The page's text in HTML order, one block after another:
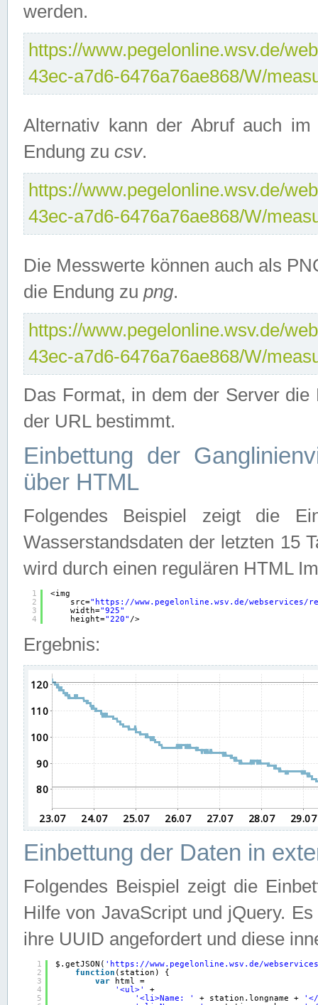
werden.
https://www.pegelonline.wsv.de/
43ec-a7d6-6476a76ae868/W/
Alternativ kann der Abruf auch
Endung zu csv.
https://www.pegelonline.wsv.de/
43ec-a7d6-6476a76ae868/W/
Die Messwerte können auch als
die Endung zu png.
https://www.pegelonline.wsv.de/
43ec-a7d6-6476a76ae868/W/
Das Format, in dem der Server
der URL bestimmt.
Einbettung der
über HTML
Folgendes Beispiel zeigt die
Wasserstandsdaten der letzten 15
wird durch einen regulären HTML
1
2
3
4
<img
src=" https://www.pegelonline.wsv.de/webservices/
width="925"
height="220" />
Ergebnis:
Einbettung der Daten in
Folgendes Beispiel zeigt die
Hilfe von JavaScript und jQuery.
ihre UUID angefordert und diese
1
2
3
4
5
$.getJSON( ' https://www.pegelonline.wsv.de/
function (station) {
var
html =
'<ul>'
+
'<li>Name: '
+ station.longname +